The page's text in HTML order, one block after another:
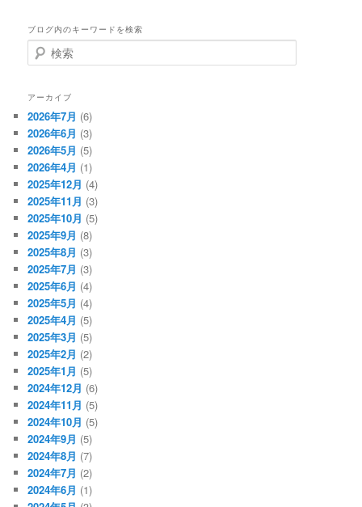
ブログ内のキーワードを検索
検
索
アーカイブ
2026年7月 (6)
2026年6月 (3)
2026年5月 (5)
2026年4月 (1)
2025年12月 (4)
2025年11月 (3)
2025年10月 (5)
2025年9月 (8)
2025年8月 (3)
2025年7月 (3)
2025年6月 (4)
2025年5月 (4)
2025年4月 (5)
2025年3月 (5)
2025年2月 (2)
2025年1月 (5)
2024年12月 (6)
2024年11月 (5)
2024年10月 (5)
2024年9月 (5)
2024年8月 (7)
2024年7月 (2)
2024年6月 (1)